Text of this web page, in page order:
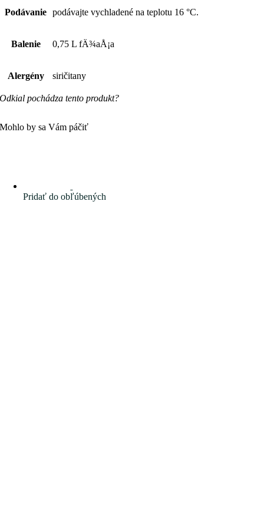
Podávanie podávajte vychladené na teplotu 16 °C.
Balenie 0,75 L fÄ¾aÅ¡a
Alergény siričitany
Odkial pochádza tento produkt?
Mohlo by sa Vám páčiť
Pridať do obľúbených